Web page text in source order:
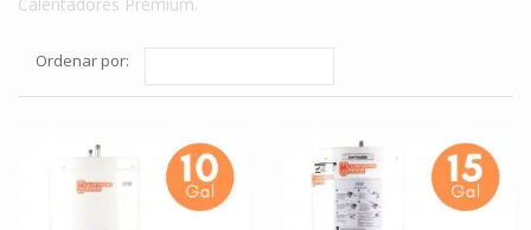
Ordenar por: